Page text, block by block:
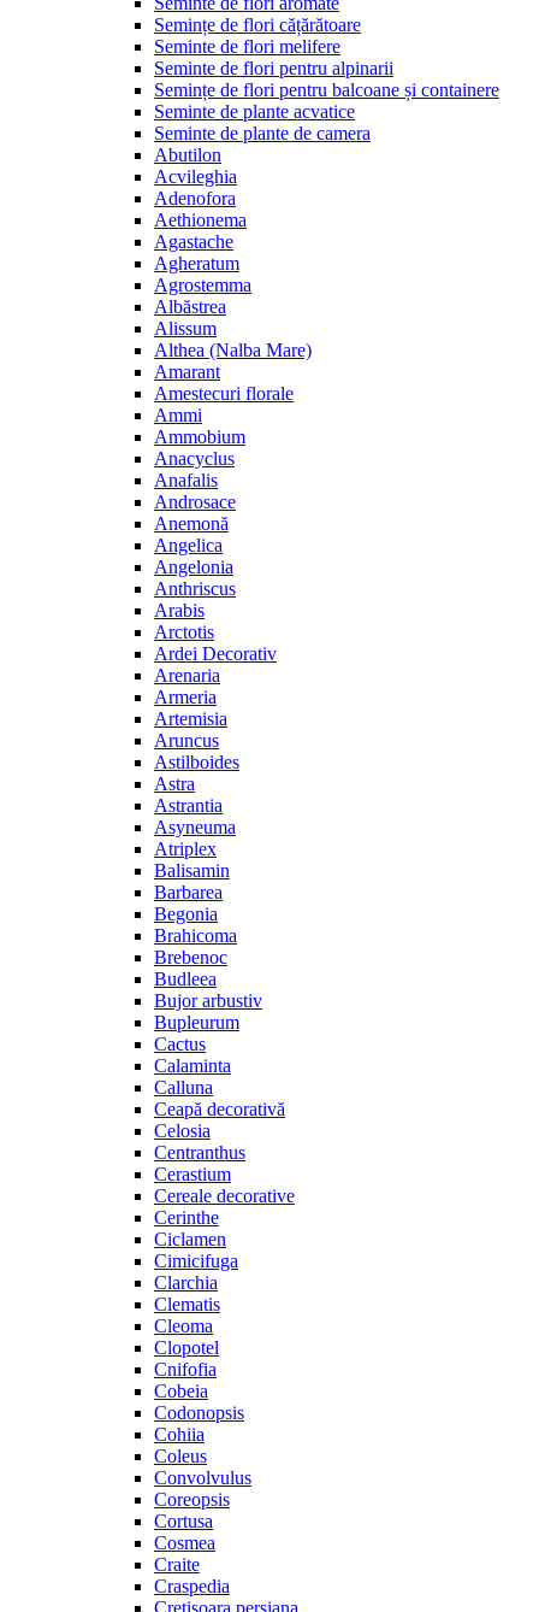
Semințe de flori cățărătoare
Seminte de flori melifere
Seminte de flori pentru alpinarii
Semințe de flori pentru balcoane și containere
Seminte de plante acvatice
Seminte de plante de camera
Abutilon
Acvileghia
Adenofora
Aethionema
Agastache
Agheratum
Agrostemma
Albăstrea
Alissum
Althea (Nalba Mare)
Amarant
Amestecuri florale
Ammi
Ammobium
Anacyclus
Anafalis
Androsace
Anemonă
Angelica
Angelonia
Anthriscus
Arabis
Arctotis
Ardei Decorativ
Arenaria
Armeria
Artemisia
Aruncus
Astilboides
Astra
Astrantia
Asyneuma
Atriplex
Balisamin
Barbarea
Begonia
Brahicoma
Brebenoc
Budleea
Bujor arbustiv
Bupleurum
Cactus
Calaminta
Calluna
Ceapă decorativă
Celosia
Centranthus
Cerastium
Cereale decorative
Cerinthe
Ciclamen
Cimicifuga
Clarchia
Clematis
Cleoma
Clopotel
Cnifofia
Cobeia
Codonopsis
Cohiia
Coleus
Convolvulus
Coreopsis
Cortusa
Cosmea
Craite
Craspedia